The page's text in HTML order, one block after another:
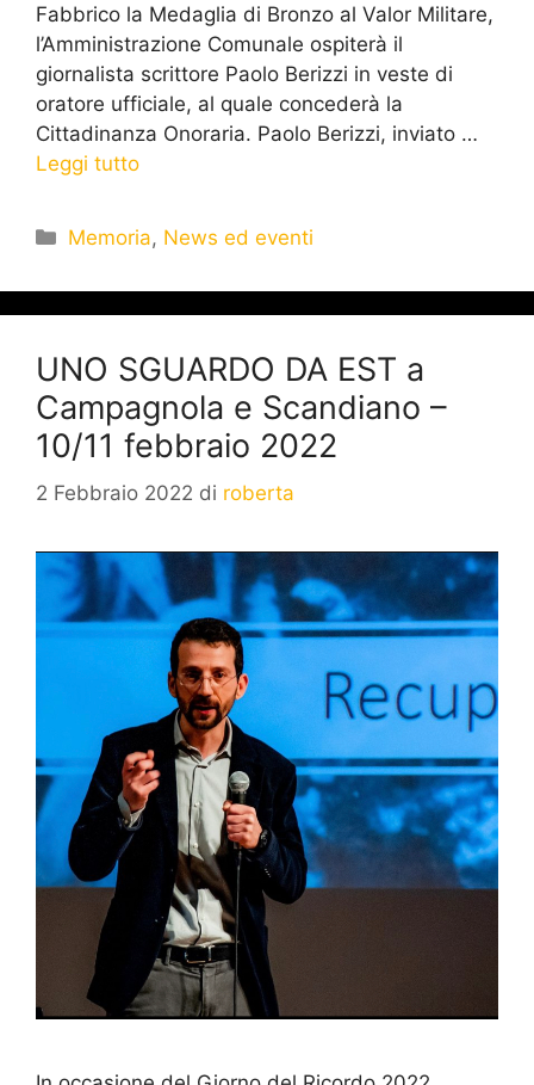
Fabbrico la Medaglia di Bronzo al Valor Militare,
l’Amministrazione Comunale ospiterà il
giornalista scrittore Paolo Berizzi in veste di
oratore ufficiale, al quale concederà la
Cittadinanza Onoraria. Paolo Berizzi, inviato …
Leggi tutto
Memoria, News ed eventi
UNO SGUARDO DA EST a
Campagnola e Scandiano –
10/11 febbraio 2022
2 Febbraio 2022 di roberta